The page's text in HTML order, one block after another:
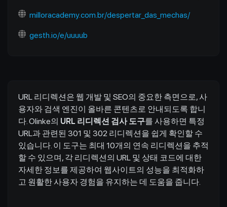
milloracademy.com.br/despertar_das_mechas/
gesth.io/e/uuuub
URL 리디렉션은 웹 개발 및 SEO의 중요한 측면으로, 사
용자와 검색 엔진이 올바른 콘텐츠로 안내되도록 합니
다. Olinke의 URL 리디렉션 검사 도구를 사용하면 특정
URL과 관련된 301 및 302 리디렉션을 쉽게 확인할 수
있습니다. 이 도구는 최대 10개의 연속 리디렉션을 추적
할 수 있으며, 각 리디렉션의 URL 및 상태 코드에 대한
자세한 정보를 제공하여 웹사이트의 성능을 최적화하
고 원활한 사용자 경험을 유지하는 데 도움을 줍니다.